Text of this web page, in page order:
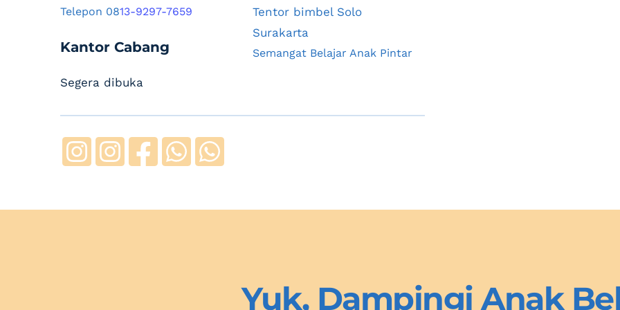
Telepon 0813-9297-7659
Kantor Cabang
Segera dibuka
Tentor bimbel Solo
Surakarta
Yuk, Dampingi Anak